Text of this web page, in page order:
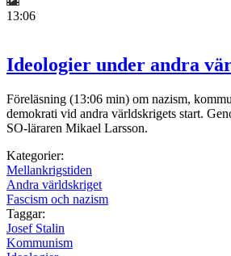
13:06
Ideologier under andra
Föreläsning (13:06 min) om nazism,
demokrati vid andra världskrigets start.
SO-läraren Mikael Larsson.
Kategorier:
Mellankrigstiden
Andra världskriget
Fascism och nazism
Taggar:
Josef Stalin
Kommunism